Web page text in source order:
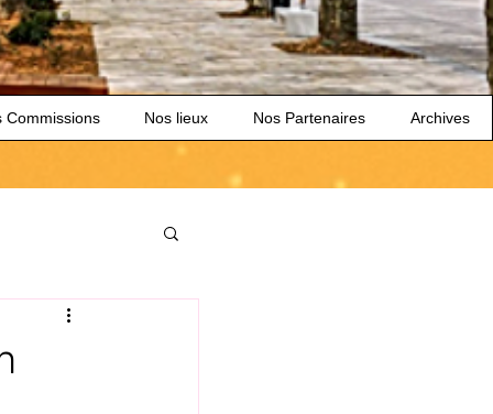
Commissions Nos lieux Nos Partenaires Archives